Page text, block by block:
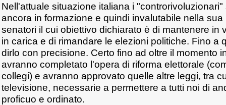
Nell'attuale situazione italiana i
ancora in formazione e quindi invalutabile nella
senatori il cui obiettivo dichiarato è di mantenere in
in carica e di rimandare le elezioni politiche. Fino a
dirlo con precisione. Certo fino ad oltre il momento
avranno completato l'opera di riforma elettorale
collegi) e avranno approvato quelle altre leggi, tra
televisione, necessarie a permettere a tutti noi di
proficuo e ordinato.